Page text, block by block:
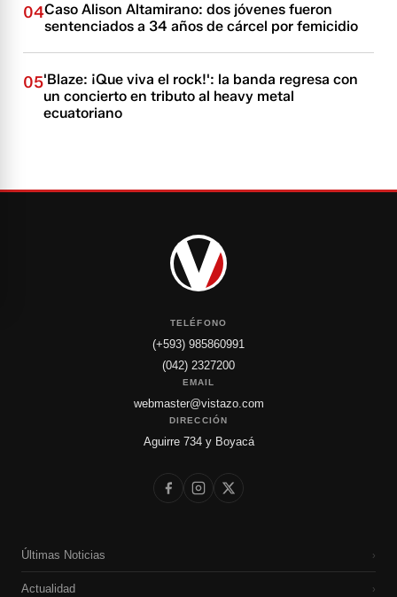
04Caso Alison Altamirano: dos jóvenes fueron
sentenciados a 34 años de cárcel por femicidio
05'Blaze: ¡Que viva el rock!': la banda regresa con
un concierto en tributo al heavy metal
ecuatoriano
TELÉFONO
(+593) 985860991
(042) 2327200
EMAIL
webmaster@vistazo.com
DIRECCIÓN
Aguirre 734 y Boyacá
Últimas Noticias ›
Actualidad ›